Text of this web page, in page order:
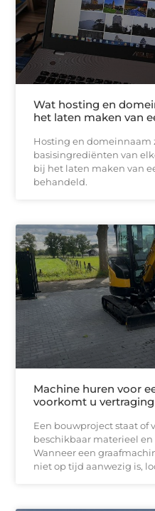
Wat hosting en
het laten maken van
Hosting en domeinnaam
basisingrediënten van
bij het laten maken van
behandeld.
Machine huren voor
voorkomt u
Een bouwproject staat of
beschikbaar materieel
Wanneer een
niet op tijd aanwezig is,